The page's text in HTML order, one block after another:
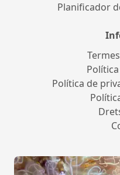
Planificador
Política de